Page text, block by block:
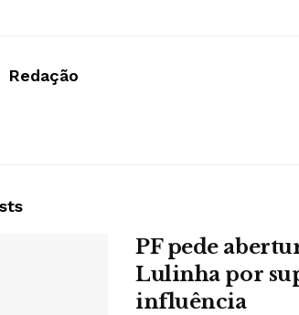
Redação
PF pede
Lulinha por
influência